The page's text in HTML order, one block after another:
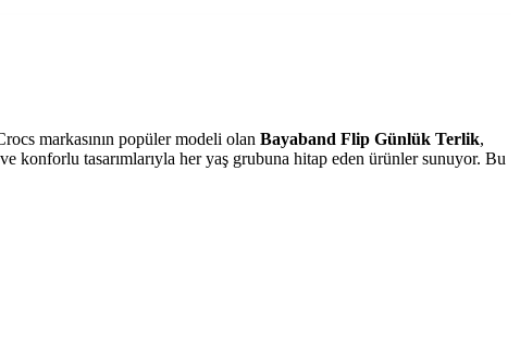
markasının popüler modeli olan Bayaband Flip Günlük Terlik,
konforlu tasarımlarıyla her yaş grubuna hitap eden ürünler sunuyor. Bu